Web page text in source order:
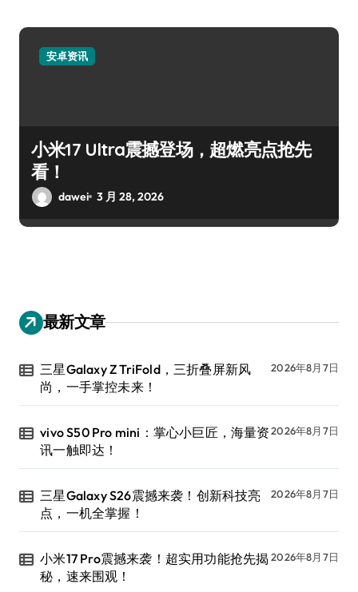
安卓资讯
小米17 Ultra震撼登场，超燃亮点抢先
看！
dawei 3 月 28, 2026
最新文章
三星Galaxy Z TriFold，三折叠屏新风
尚，一手掌控未来！
2026年8月7日
vivo S50 Pro mini：掌心小巨匠，海量资
讯一触即达！
2026年8月7日
三星Galaxy S26震撼来袭！创新科技亮
点，一机全掌握！
2026年8月7日
小米17 Pro震撼来袭！超实用功能抢先揭
秘，速来围观！
2026年8月7日